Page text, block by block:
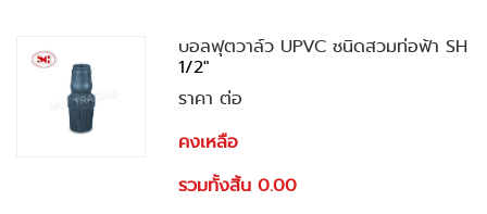
บอลฟุตวาล์ว UPVC ชนิดสวมท่อฟ้า SH
1/2"
ราคา ต่อ
คงเหลือ
รวมทั้งสิ้น 0.00